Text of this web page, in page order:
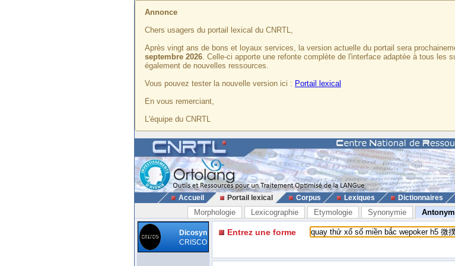
Annonce
Chers usagers du portail lexical du CNRTL,
Après vingt ans de bons et loyaux services, la version actuelle du portail sera
septembre 2026. Celle-ci apporte une refonte complète de l'interface adaptée à tous les
également de nouvelles ressources.
Vous pouvez tester la nouvelle version ici : Portail lexical
En vous remerciant,
L'équipe du CNRTL
Accueil Portail lexical Corpus Lexiques Dictionnaires
Morphologie Lexicographie Etymologie Synonymie
Dicosyn
CRISCO
Entrez une forme